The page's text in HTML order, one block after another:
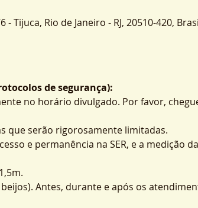
- Tijuca, Rio de Janeiro - RJ, 20510-420,
de segurança):
no horário divulgado. Por favor,
que serão rigorosamente limitadas.
e permanência na SER, e a medição
Antes, durante e após os